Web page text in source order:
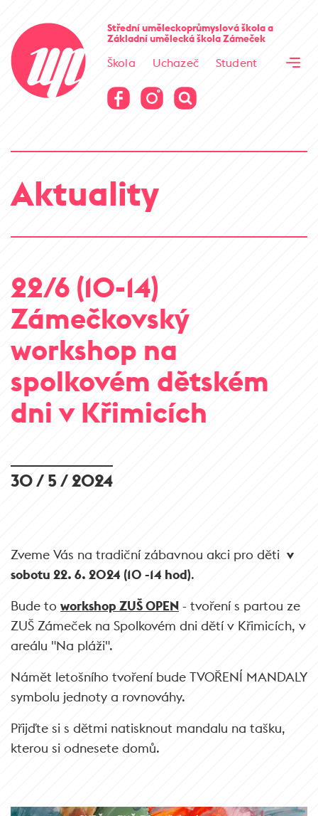
Střední uměleckoprůmyslová školaa
Základní umělecká školaZámeček
Škola Uchazeč
Student
Virtuální prohlídka
Virtuální prohlídka
Aktuality
22/6 (10-14)
Zámečkovský
workshop na
spolkovém dětském
dni v Křimicích
30 / 5 / 2024
Zveme Vás na tradiční zábavnou akci pro děti v
sobotu 22. 6. 2024 (10 -14 hod).
Bude to workshop ZUŠ OPEN - tvoření s partou ze
ZUŠ Zámeček na Spolkovém dni dětí v Křimicích, v
areálu "Na pláži".
Námět letošního tvoření bude TVOŘENÍ MANDALY
symbolu jednoty a rovnováhy.
Přijďte si s dětmi natisknout mandalu na tašku,
kterou si odnesete domů.